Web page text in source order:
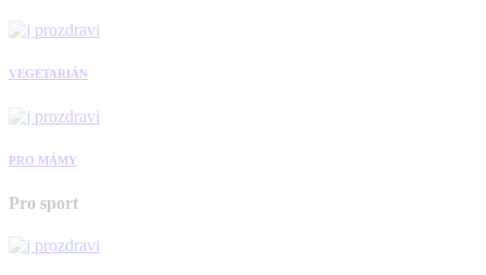
VEGETARIÁN
PRO MÁMY
Pro sport